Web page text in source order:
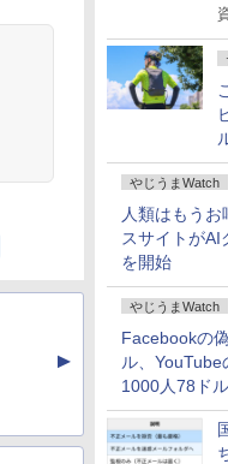
やじうまWatch
人類はもう
スサイトがAI
を開始
やじうまWatch
Facebookの
ル、
1000人78ド
価格リストが
▲